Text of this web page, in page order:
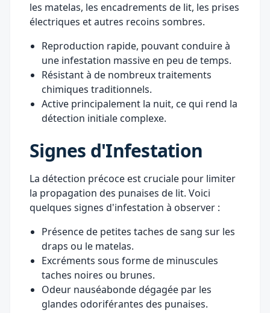
les matelas, les encadrements de lit, les prises
électriques et autres recoins sombres.
Reproduction rapide, pouvant conduire à
une infestation massive en peu de temps.
Résistant à de nombreux traitements
chimiques traditionnels.
Active principalement la nuit, ce qui rend la
détection initiale complexe.
Signes d'Infestation
La détection précoce est cruciale pour limiter
la propagation des punaises de lit. Voici
quelques signes d'infestation à observer :
Présence de petites taches de sang sur les
draps ou le matelas.
Excréments sous forme de minuscules
taches noires ou brunes.
Odeur nauséabonde dégagée par les
glandes odoriférantes des punaises.